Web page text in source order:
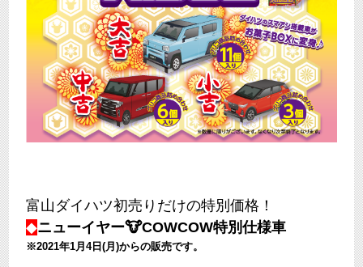
富山ダイハツ初売りだけの特別価格！
◆ニューイヤー🐮COWCOW特別仕様車
※2021年1月4日(月)からの販売です。